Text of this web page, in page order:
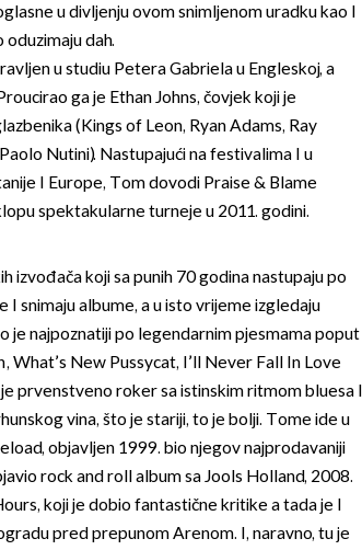
u divljenju ovom snimljenom uradku kao I
oduzimaju dah.
u studiu Petera Gabriela u Engleskoj, a
ga je Ethan Johns, čovjek koji je
(Kings of Leon, Ryan Adams, Ray
Nutini). Nastupajući na festivalima I u
I Europe, Tom dovodi Praise & Blame
spektakularne turneje u 2011. godini.
izvođača koji sa punih 70 godina nastupaju po
I snimaju albume, a u isto vrijeme izgledaju
je najpoznatiji po legendarnim pjesmama poput
What’s New Pussycat, I’ll Never Fall In Love
prvenstveno roker sa istinskim ritmom bluesa I
vina, što je stariji, to je bolji. Tome ide u
objavljen 1999. bio njegov najprodavaniji
rock and roll album sa Jools Holland, 2008.
koji je dobio fantastične kritike a tada je I
pred prepunom Arenom. I, naravno, tu je
OMOGUĆI OBAVIJESTI